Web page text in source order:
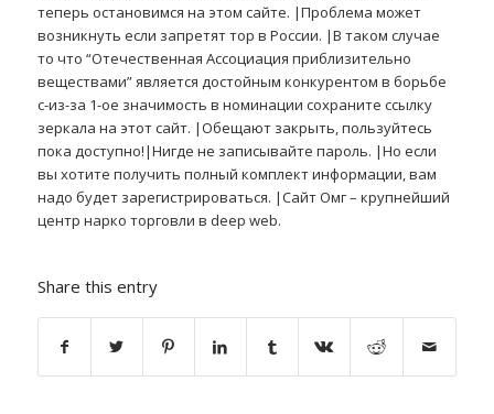
теперь остановимся на этом сайте. |Проблема может
возникнуть если запретят тор в России. |В таком случае
то что “Отечественная Ассоциация приблизительно
веществами” является достойным конкурентом в борьбе
с-из-за 1-ое значимость в номинации сохраните ссылку
зеркала на этот сайт. |Обещают закрыть, пользуйтесь
пока доступно!|Нигде не записывайте пароль. |Но если
вы хотите получить полный комплект информации, вам
надо будет зарегистрироваться. |Сайт Омг – крупнейший
центр нарко торговли в deep web.
Share this entry